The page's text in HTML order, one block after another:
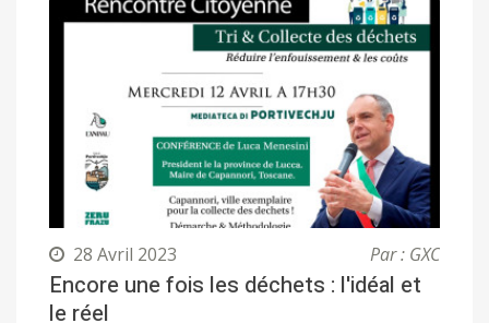
28 Avril 2023 Par : GXC
Encore une fois les déchets : l'idéal et
le réel